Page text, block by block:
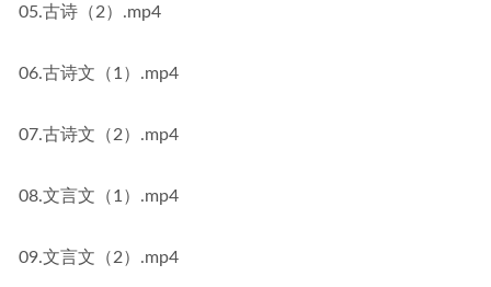
05.古诗（2）.mp4
06.古诗文（1）.mp4
07.古诗文（2）.mp4
08.文言文（1）.mp4
09.文言文（2）.mp4